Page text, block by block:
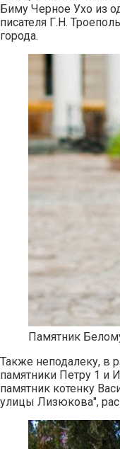
Биму Черное Ухо из
писателя Г.Н.
города.
Памятник
Также неподалеку, в
памятники Петру 1 и
памятник котенку
улицы Лизюкова",